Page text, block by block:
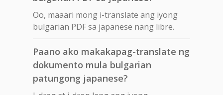
Oo, maaari mong i-translate ang iyong
bulgarian PDF sa japanese nang libre.
Paano ako makakapag-translate ng
dokumento mula bulgarian
patungong japanese?